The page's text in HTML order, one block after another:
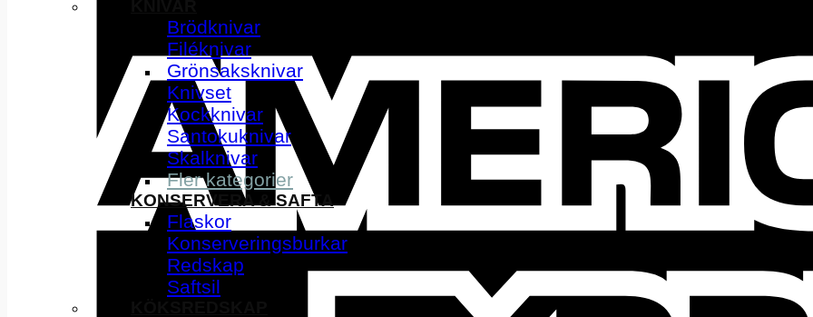
Brödknivar
Filéknivar
Grönsaksknivar
Knivset
Kockknivar
Santokuknivar
Skalknivar
Fler kategorier
KONSERVERA & SAFTA
Flaskor
Konserveringsburkar
Redskap
Saftsil